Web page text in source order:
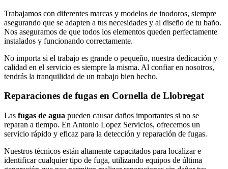
Trabajamos con diferentes marcas y modelos de inodoros, siempre
asegurando que se adapten a tus necesidades y al diseño de tu baño.
Nos aseguramos de que todos los elementos queden perfectamente
instalados y funcionando correctamente.
No importa si el trabajo es grande o pequeño, nuestra dedicación y
calidad en el servicio es siempre la misma. Al confiar en nosotros,
tendrás la tranquilidad de un trabajo bien hecho.
Reparaciones de fugas en Cornella de Llobregat
Las fugas de agua pueden causar daños importantes si no se
reparan a tiempo. En Antonio Lopez Servicios, ofrecemos un
servicio rápido y eficaz para la detección y reparación de fugas.
Nuestros técnicos están altamente capacitados para localizar e
identificar cualquier tipo de fuga, utilizando equipos de última